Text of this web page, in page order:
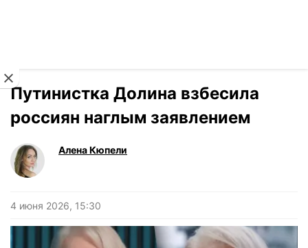
Путинистка Долина взбесила
россиян наглым заявлением
Алена Кюпели
4 июня 2026, 15:30